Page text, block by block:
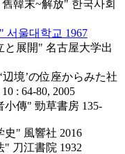
韓末~解放" 한국사회
서울대학교 1967
と展開" 名古屋大学出
境’の位座からみた社
: 64-80, 2005
小傳" 勁草書房 135-
史" 風響社 2016
刀江書院 1932